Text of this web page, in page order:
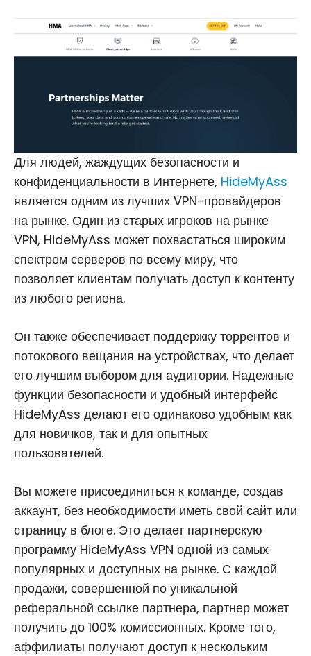
Для людей, жаждущих безопасности и
конфиденциальности в Интернете, HideMyAss
является одним из лучших VPN-провайдеров
на рынке. Один из старых игроков на рынке
VPN, HideMyAss может похвастаться широким
спектром серверов по всему миру, что
позволяет клиентам получать доступ к контенту
из любого региона.
Он также обеспечивает поддержку торрентов и
потокового вещания на устройствах, что делает
его лучшим выбором для аудитории. Надежные
функции безопасности и удобный интерфейс
HideMyAss делают его одинаково удобным как
для новичков, так и для опытных
пользователей.
Вы можете присоединиться к команде, создав
аккаунт, без необходимости иметь свой сайт или
страницу в блоге. Это делает партнерскую
программу HideMyAss VPN одной из самых
популярных и доступных на рынке. С каждой
продажи, совершенной по уникальной
реферальной ссылке партнера, партнер может
получить до 100% комиссионных. Кроме того,
аффилиаты получают доступ к нескольким